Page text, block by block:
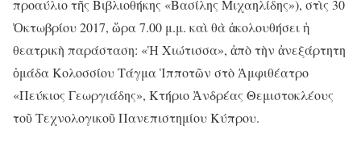
προαύλιο τῆς Βιβλιοθήκης «Βασίλης Μιχαηλίδης»), στὶς 30
Ὀκτωβρίου 2017, ὥρα 7.00 μ.μ. καὶ θὰ ἀκολουθήσει ἡ
θεατρικὴ παράσταση: «Ἡ Χιώτισσα», ἀπὸ τὴν ἀνεξάρτητη
ὁμάδα Κολοσσίου Τάγμα Ἱπποτῶν στὸ Ἀμφιθέατρο
«Πεύκιος Γεωργιάδης», Κτήριο Ἀνδρέας Θεμιστοκλέους
τοῦ Τεχνολογικοῦ Πανεπιστημίου Κύπρου.